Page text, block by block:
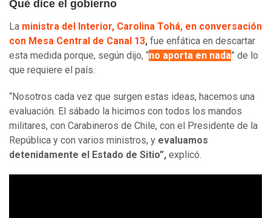
Qué dice el gobierno
La ministra del Interior, Carolina Tohá, en conversación
con Mesa Central de Canal 13, fue enfática en descartar
esta medida porque, según dijo, “no aporta en nada” de lo
que requiere el país.
“Nosotros cada vez que surgen estas ideas, hacemos una
evaluación. El sábado la hicimos con todos los mandos
militares, con Carabineros de Chile, con el Presidente de la
República y con varios ministros, y evaluamos
detenidamente el Estado de Sitio”, explicó.